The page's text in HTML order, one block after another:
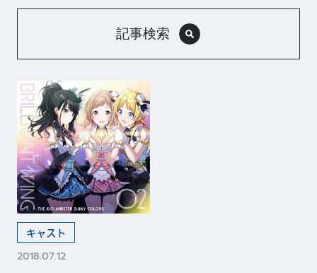
記事検索
キャスト
2018.07.12